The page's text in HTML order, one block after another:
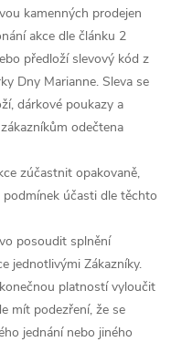
kamenných prodejen
akce dle článku 2
předloží slevový kód z
Dny Marianne. Sleva se
dárkové poukazy a
odečtena
zúčastnit opakovaně,
účasti dle těchto
posoudit splnění
jednotlivými Zákazníky.
platností vyloučit
mít podezření, že se
jednání nebo jiného